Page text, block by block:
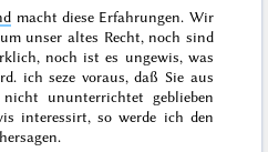
macht diese Erfahrungen. Wir
unser altes Recht, noch sind
noch ist es ungewis, was
ich seze voraus, daß Sie aus
ununterrichtet geblieben
interessirt, so werde ich den
hersagen.